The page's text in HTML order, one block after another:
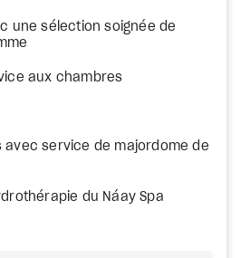
une sélection soignée de
aux chambres
avec service de majordome de
du Náay Spa